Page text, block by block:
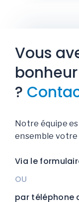
Vous
?
Notre équipe
ensemble votre
Via le
OU
par téléphone